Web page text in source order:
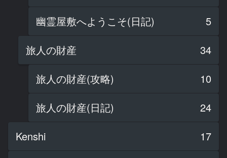
幽霊屋敷へようこそ(日記)
5
旅人の財産
34
旅人の財産(攻略)
10
旅人の財産(日記)
24
Kenshi
17